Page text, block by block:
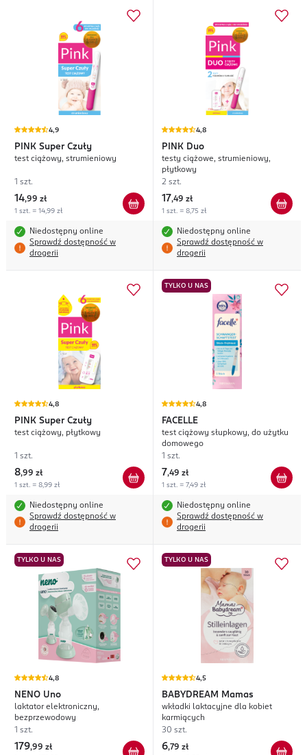
4,9
PINK Super Czuły
test ciążowy, strumieniowy
1 szt.
14,99 zł
1 szt. = 14,99 zł
Niedostępny online
Sprawdź dostępność w
drogerii
4,8
PINK Duo
testy ciążowe, strumieniowy,
płytkowy
2 szt.
17,49 zł
1 szt. = 8,75 zł
Niedostępny online
Sprawdź dostępność w
drogerii
4,8
PINK Super Czuły
test ciążowy, płytkowy
1 szt.
8,99 zł
1 szt. = 8,99 zł
Niedostępny online
Sprawdź dostępność w
drogerii
TYLKO U NAS
4,8
FACELLE
test ciążowy słupkowy, do użytku
domowego
1 szt.
7,49 zł
1 szt. = 7,49 zł
Niedostępny online
Sprawdź dostępność w
drogerii
TYLKO U NAS
4,8
NENO Uno
laktator elektroniczny,
bezprzewodowy
1 szt.
179,99 zł
TYLKO U NAS
4,5
BABYDREAM Mamas
wkładki laktacyjne dla kobiet
karmiących
30 szt.
6,79 zł